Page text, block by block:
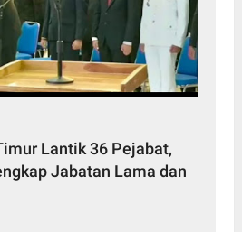
Lantik 36 Pejabat,
Jabatan Lama dan